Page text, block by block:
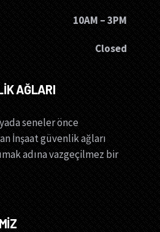
10AM – 3PM
Closed
AĞLARI
seneler önce
İnşaat güvenlik ağları
adına vazgeçilmez bir